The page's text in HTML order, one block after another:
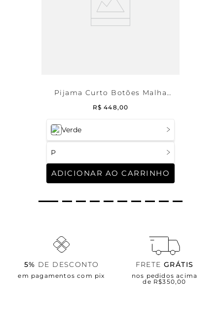
Verde
P
ADICIONAR AO CARRINHO
Pijama Curto Botões Malha
Anarruga Bahia
R$ 448,00
5% DE DESCONTO
em pagamentos com pix
FRETE GRÁTIS
nos pedidos acima
de R$350,00